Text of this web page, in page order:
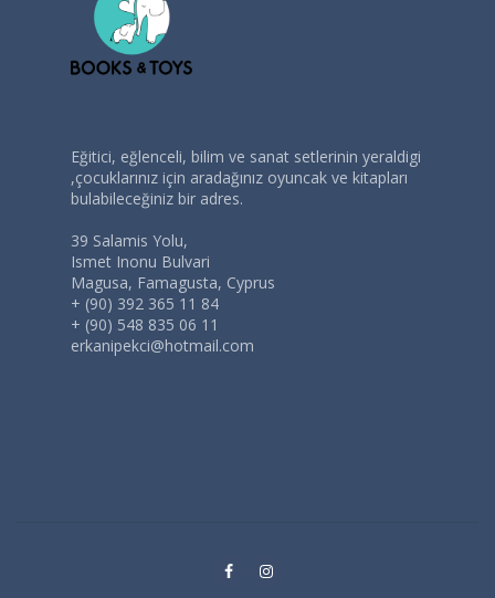
Eğitici, eğlenceli, bilim ve sanat setlerinin yeraldigi
,çocuklarınız için aradağınız oyuncak ve kitapları
bulabileceğiniz bir adres.
39 Salamis Yolu,
Ismet Inonu Bulvari
Magusa, Famagusta, Cyprus
+ (90) 392 365 11 84
+ (90) 548 835 06 11
erkanipekci@hotmail.com